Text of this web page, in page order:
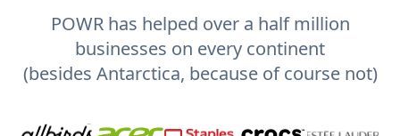
POWR has helped over a half million
businesses on every continent
(besides Antarctica, because of course not)